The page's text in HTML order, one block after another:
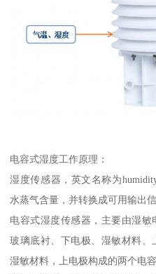
电容式湿度工作原理：
湿度传感器，英文名称为
水蒸气含量，并转换成可用输出
电容式湿度传感器，主要由湿
玻璃底衬、下电极、湿敏材料
湿敏材料，上电极构成的两个电容